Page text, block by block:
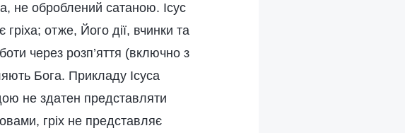
не оброблений сатаною. Ісус
отже, Його дії, вчинки та
через розп’яття (включно з
Бога. Прикладу Ісуса
не здатен представляти
гріх не представляє